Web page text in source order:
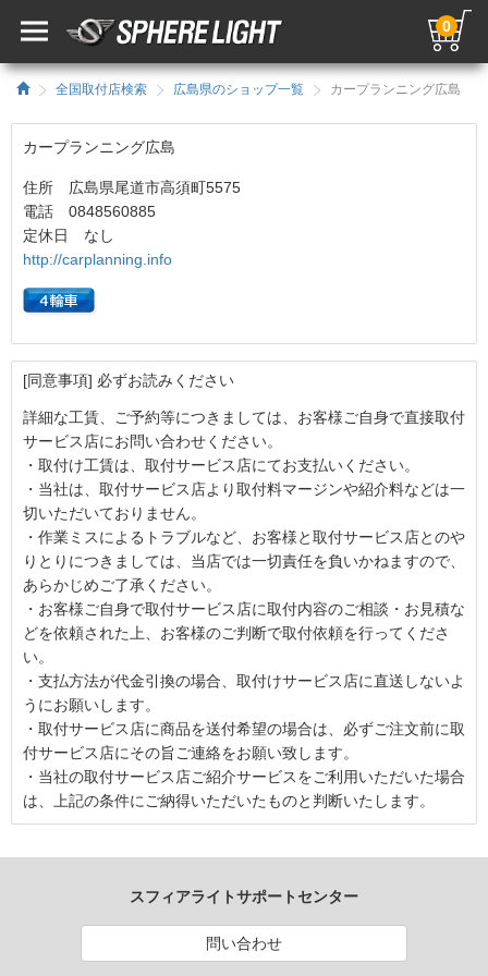
0
全国取付店検索 広島県のショップ一覧 カープランニング広島
カープランニング広島
住所 広島県尾道市高須町5575
電話 0848560885
定休日 なし
http://carplanning.info
[同意事項] 必ずお読みください
詳細な工賃、ご予約等につきましては、お客様ご自身で直接取付
サービス店にお問い合わせください。
・取付け工賃は、取付サービス店にてお支払いください。
・当社は、取付サービス店より取付料マージンや紹介料などは一
切いただいておりません。
・作業ミスによるトラブルなど、お客様と取付サービス店とのや
りとりにつきましては、当店では一切責任を負いかねますので、
あらかじめご了承ください。
・お客様ご自身で取付サービス店に取付内容のご相談・お見積な
どを依頼された上、お客様のご判断で取付依頼を行ってくださ
い。
・支払方法が代金引換の場合、取付けサービス店に直送しないよ
うにお願いします。
・取付サービス店に商品を送付希望の場合は、必ずご注文前に取
付サービス店にその旨ご連絡をお願い致します。
・当社の取付サービス店ご紹介サービスをご利用いただいた場合
は、上記の条件にご納得いただいたものと判断いたします。
スフィアライトサポートセンター
問い合わせ